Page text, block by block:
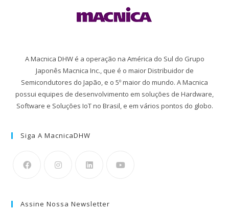
A Macnica DHW é a operação na América do Sul do Grupo
Japonês Macnica Inc., que é o maior Distribuidor de
Semicondutores do Japão, e o 5º maior do mundo. A Macnica
possui equipes de desenvolvimento em soluções de Hardware,
Software e Soluções IoT no Brasil, e em vários pontos do globo.
Siga A MacnicaDHW
Assine Nossa Newsletter